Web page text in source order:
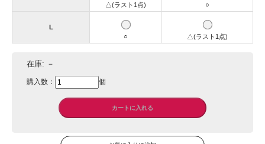
△(ラスト1点)
○
L
○
△(ラスト1点)
在庫: －
購入数： 個